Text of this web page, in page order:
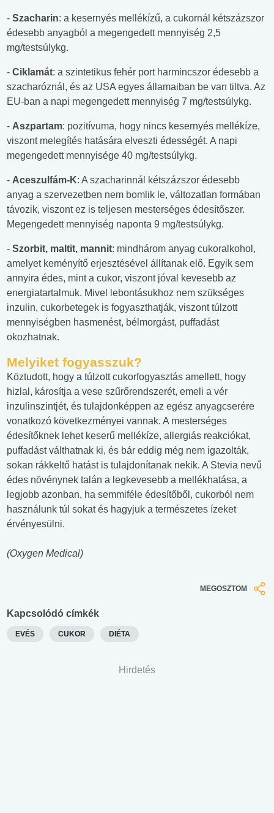
- Szacharin: a kesernyés mellékízű, a cukornál kétszázszor
édesebb anyagból a megengedett mennyiség 2,5
mg/testsúlykg.
- Ciklamát: a szintetikus fehér port harmincszor édesebb a
szacharóznál, és az USA egyes államaiban be van tiltva. Az
EU-ban a napi megengedett mennyiség 7 mg/testsúlykg.
- Aszpartam: pozitívuma, hogy nincs kesernyés mellékíze,
viszont melegítés hatására elveszti édességét. A napi
megengedett mennyisége 40 mg/testsúlykg.
- Aceszulfám-K: A szacharinnál kétszázszor édesebb
anyag a szervezetben nem bomlik le, változatlan formában
távozik, viszont ez is teljesen mesterséges édesítőszer.
Megengedett mennyiség naponta 9 mg/testsúlykg.
- Szorbit, maltit, mannit: mindhárom anyag cukoralkohol,
amelyet keményítő erjesztésével állítanak elő. Egyik sem
annyira édes, mint a cukor, viszont jóval kevesebb az
energiatartalmuk. Mivel lebontásukhoz nem szükséges
inzulin, cukorbetegek is fogyaszthatják, viszont túlzott
mennyiségben hasmenést, bélmorgást, puffadást
okozhatnak.
Melyiket fogyasszuk?
Köztudott, hogy a túlzott cukorfogyasztás amellett, hogy
hizlal, károsítja a vese szűrőrendszerét, emeli a vér
inzulinszintjét, és tulajdonképpen az egész anyagcserére
vonatkozó következményei vannak. A mesterséges
édesítőknek lehet keserű mellékíze, allergiás reakciókat,
puffadást válthatnak ki, és bár eddig még nem igazolták,
sokan rákkeltő hatást is tulajdonítanak nekik. A Stevia nevű
édes növénynek talán a legkevesebb a mellékhatása, a
legjobb azonban, ha semmiféle édesítőből, cukorból nem
használunk túl sokat és hagyjuk a természetes ízeket
érvényesülni.
(Oxygen Medical)
MEGOSZTOM
Kapcsolódó címkék
EVÉS CUKOR DIÉTA
Hirdetés